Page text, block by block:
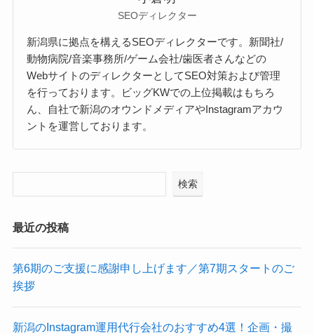
SEOディレクター
新潟県に拠点を構えるSEOディレクターです。新聞社/
動物病院/音楽事務所/ゲーム会社/歯医者さんなどの
WebサイトのディレクターとしてSEO対策および管理
を行っております。ビッグKWでの上位掲載はもちろ
ん、自社で新潟のオウンドメディアやInstagramアカウ
ントを運営しております。
検索
最近の投稿
第6期のご支援に感謝申し上げます／第7期スタートのご
挨拶
新潟のInstagram運用代行会社のおすすめ4選！企画・撮